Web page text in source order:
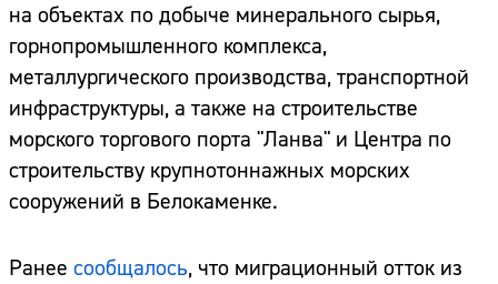
на объектах по добыче минерального сырья,
горнопромышленного комплекса,
металлургического производства, транспортной
инфраструктуры, а также на строительстве
морского торгового порта "Ланва" и Центра по
строительству крупнотоннажных морских
сооружений в Белокаменке.
Ранее сообщалось, что миграционный отток из